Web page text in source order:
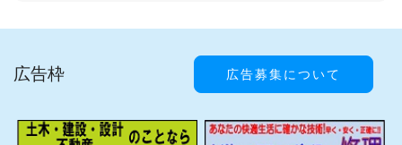
広告枠 広告募集について